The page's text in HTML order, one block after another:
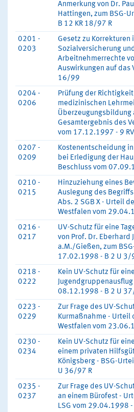
Anmerkung von Dr.
Hattingen, zum BSG-
B 12 KR 18/97 R
0201 -
0203
Gesetz zu Korrekturen
Sozialversicherung
Arbeitnehmerrechte
Auswirkungen auf das
16/99
0204 -
0206
Prüfung der
medizinischen
Überzeugungsbildung
Gesamtergebnis des
vom 17.12.1997 - 9
0207 -
0209
Kostenentscheidung
bei Erledigung der
Beschluss vom
0210 -
0215
Hinzuziehung eines
Auslegung des
Abs. 2 SGB X - Urteil
Westfalen vom
0216 -
0217
UV-Schutz für eine
von Prof. Dr. Eberhard
a.M./Gießen, zum
17.02.1998 - B 2 U 3/
0218 -
0222
Kein UV-Schutz für
08.12.1998 - B 2 U
0223 -
0229
Zur Frage des UV-
Kurmaßnahme - Urteil
Westfalen vom
0230 -
0234
Kein UV-Schutz für
einem privaten
Königsberg - BSG-
U 36/97 R
0235 -
0237
Zur Frage des UV-
an einem Bürofest -
LSG vom 29.04.1998